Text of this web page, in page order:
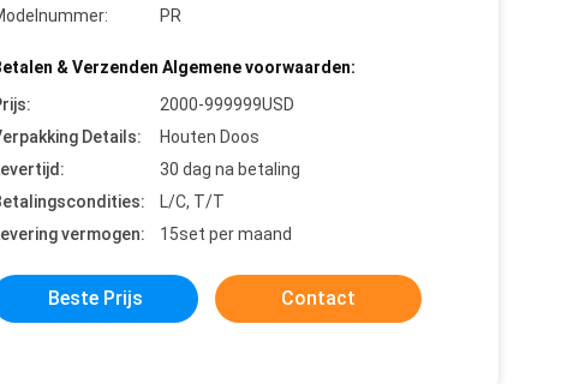
PR
& Verzenden Algemene voorwaarden:
2000-999999USD
Details:
Houten Doos
30 dag na betaling
L/C, T/T
vermogen:
15set per maand
Beste Prijs Contact